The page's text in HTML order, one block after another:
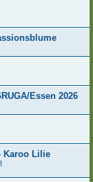
Essen 2026
Karoo Lilie